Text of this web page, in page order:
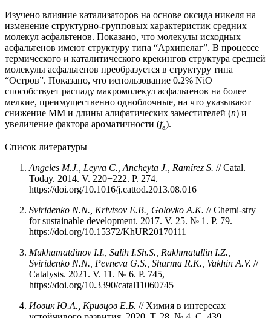
Изучено влияние катализаторов на основе оксида никеля на
изменение структурно-групповых характеристик средних
молекул асфальтенов. Показано, что молекулы исходных
асфальтенов имеют структуру типа “Архипелаг”. В процессе
термического и каталитического крекингов структура средней
молекулы асфальтенов преобразуется в структуру типа
“Остров”. Показано, что использование 0.2% NiO
способствует распаду макромолекул асфальтенов на более
мелкие, преимущественно одноблочные, на что указывают
снижение ММ и длины алифатических заместителей (n) и
увеличение фактора ароматичности (fa).
Список литературы
Angeles M.J., Leyva C., Ancheyta J., Ramírez S. // Catal.
Today. 2014. V. 220−222. P. 274.
https://doi.org/10.1016/j.cattod.2013.08.016
Sviridenko N.N., Krivtsov E.B., Golovko A.K. // Chemi-stry
for sustainable development. 2017. V. 25. № 1. P. 79.
https://doi.org/10.15372/KhUR20170111
Mukhamatdinov I.I., Salih I.Sh.S., Rakhmatullin I.Z.,
Sviridenko N.N., Pevneva G.S., Sharma R.K., Vakhin A.V. //
Catalysts. 2021. V. 11. № 6. P. 745,
https://doi.org/10.3390/catal11060745
Иовик Ю.А., Кривцов Е.Б. // Химия в интересах